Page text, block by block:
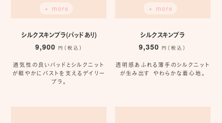
+ more
シルクスキンブラ(パッドあり)
9,900 円（税込）
通気性の良いパッドとシルクニット
が軽やかにバストを支えるデイリー
ブラ。
+ more
シルクスキンブラ
9,350 円（税込）
透明感あふれる薄手のシルクニット
が生み出す やわらかな着心地。